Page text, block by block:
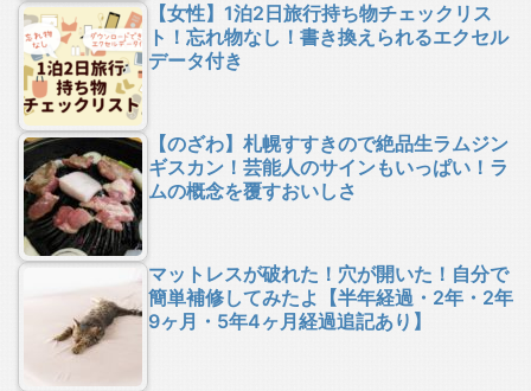
【女性】1泊2日旅行持ち物チェックリス
ト！忘れ物なし！書き換えられるエクセル
データ付き
【のざわ】札幌すすきので絶品生ラムジン
ギスカン！芸能人のサインもいっぱい！ラ
ムの概念を覆すおいしさ
マットレスが破れた！穴が開いた！自分で
簡単補修してみたよ【半年経過・2年・2年
9ヶ月・5年4ヶ月経過追記あり】